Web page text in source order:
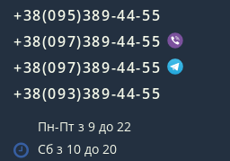
+38(095)389-44-55
+38(097)389-44-55
+38(097)389-44-55
+38(093)389-44-55
Пн-Пт з 9 до 22
Сб з 10 до 20